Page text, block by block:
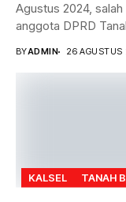
Agustus 2024, salah
anggota DPRD
BYADMIN 26 AGUSTUS
KALSEL TANAH